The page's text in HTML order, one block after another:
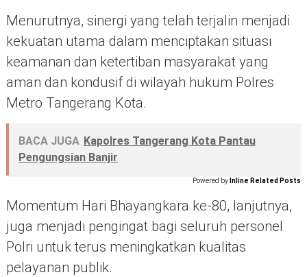
Menurutnya, sinergi yang telah terjalin menjadi
kekuatan utama dalam menciptakan situasi
keamanan dan ketertiban masyarakat yang
aman dan kondusif di wilayah hukum Polres
Metro Tangerang Kota.
BACA JUGA Kapolres Tangerang Kota Pantau
Pengungsian Banjir
Powered by Inline Related Posts
Momentum Hari Bhayangkara ke-80, lanjutnya,
juga menjadi pengingat bagi seluruh personel
Polri untuk terus meningkatkan kualitas
pelayanan publik.